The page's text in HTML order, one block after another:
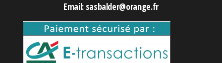
Email: sasbalder@orange.fr